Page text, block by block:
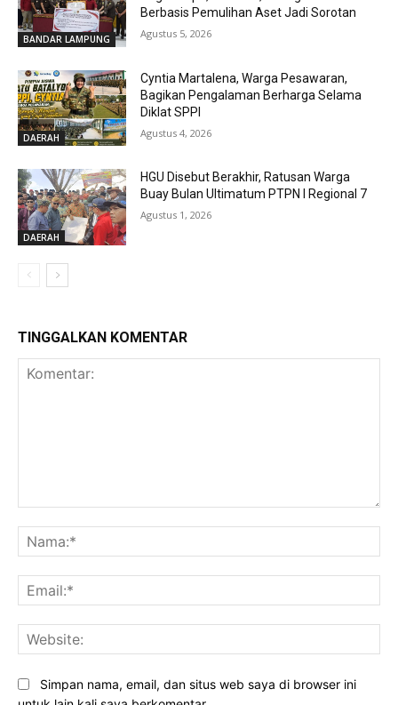
BANDAR LAMPUNG
Berbasis Pemulihan Aset Jadi Sorotan
Agustus 5, 2026
DAERAH
Cyntia Martalena, Warga Pesawaran,
Bagikan Pengalaman Berharga Selama
Diklat SPPI
Agustus 4, 2026
DAERAH
HGU Disebut Berakhir, Ratusan Warga
Buay Bulan Ultimatum PTPN I Regional 7
Agustus 1, 2026
TINGGALKAN KOMENTAR
Simpan nama, email, dan situs web saya di browser ini